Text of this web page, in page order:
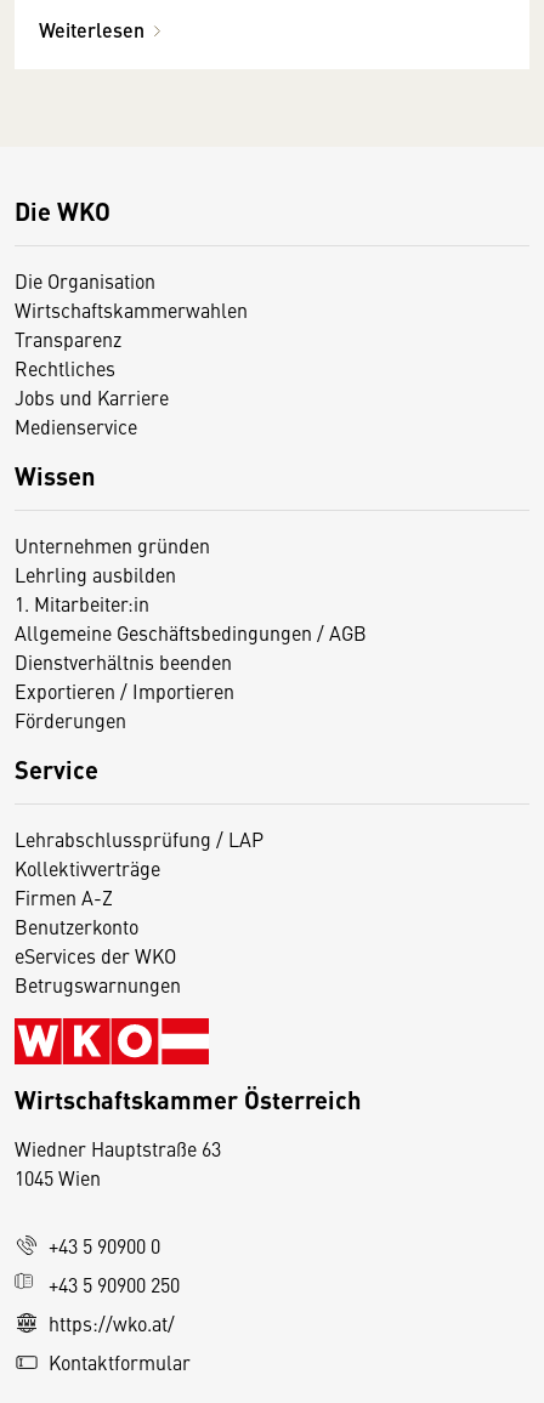
Weiterlesen
Die WKO
Die Organisation
Wirtschaftskammerwahlen
Transparenz
Rechtliches
Jobs und Karriere
Medienservice
Wissen
Unternehmen gründen
Lehrling ausbilden
1. Mitarbeiter:in
Allgemeine Geschäftsbedingungen / AGB
Dienstverhältnis beenden
Exportieren / Importieren
Förderungen
Service
Lehrabschlussprüfung / LAP
Kollektivverträge
Firmen A-Z
Benutzerkonto
eServices der WKO
Betrugswarnungen
Wirtschaftskammer Österreich
Wiedner Hauptstraße 63
1045 Wien
+43 5 90900 0
+43 5 90900 250
https://wko.at/
Kontaktformular
D
s
e
S
e